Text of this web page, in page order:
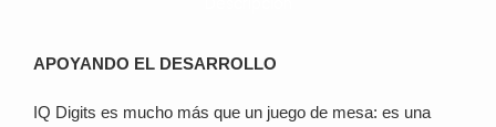
APOYANDO EL DESARROLLO
IQ Digits es mucho más que un juego de mesa: es una